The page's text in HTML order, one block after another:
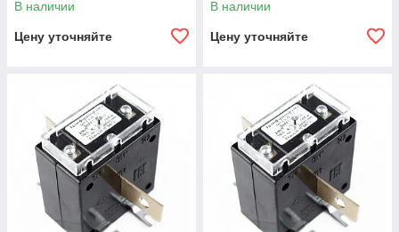
В наличии
Цену уточняйте
В наличии
Цену уточняйте